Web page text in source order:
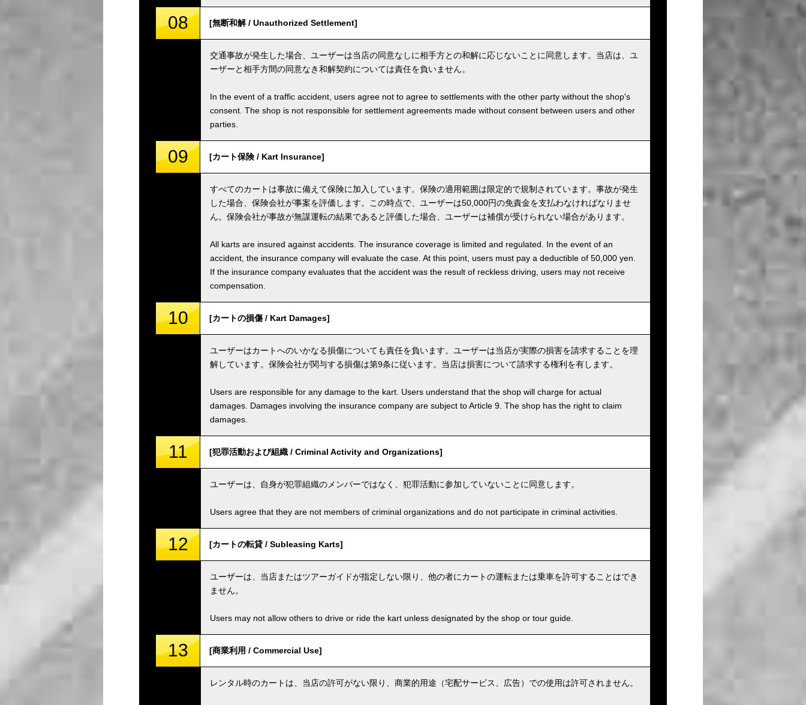
08 [無断和解 / Unauthorized Settlement]
交通事故が発生した場合、ユーザーは当店の同意なしに相手方との和解に応じないことに同意します。当店は、ユ
ーザーと相手方間の同意なき和解契約については責任を負いません。
In the event of a traffic accident, users agree not to agree to settlements with the other party without the shop's
consent. The shop is not responsible for settlement agreements made without consent between users and other
parties.
09 [カート保険 / Kart Insurance]
すべてのカートは事故に備えて保険に加入しています。保険の適用範囲は限定的で規制されています。事故が発生
した場合、保険会社が事案を評価します。この時点で、ユーザーは50,000円の免責金を支払わなければなりませ
ん。保険会社が事故が無謀運転の結果であると評価した場合、ユーザーは補償が受けられない場合があります。
All karts are insured against accidents. The insurance coverage is limited and regulated. In the event of an
accident, the insurance company will evaluate the case. At this point, users must pay a deductible of 50,000 yen.
If the insurance company evaluates that the accident was the result of reckless driving, users may not receive
compensation.
10 [カートの損傷 / Kart Damages]
ユーザーはカートへのいかなる損傷についても責任を負います。ユーザーは当店が実際の損害を請求することを理
解しています。保険会社が関与する損傷は第9条に従います。当店は損害について請求する権利を有します。
Users are responsible for any damage to the kart. Users understand that the shop will charge for actual
damages. Damages involving the insurance company are subject to Article 9. The shop has the right to claim
damages.
11 [犯罪活動および組織 / Criminal Activity and Organizations]
ユーザーは、自身が犯罪組織のメンバーではなく、犯罪活動に参加していないことに同意します。
Users agree that they are not members of criminal organizations and do not participate in criminal activities.
12 [カートの転貸 / Subleasing Karts]
ユーザーは、当店またはツアーガイドが指定しない限り、他の者にカートの運転または乗車を許可することはでき
ません。
Users may not allow others to drive or ride the kart unless designated by the shop or tour guide.
13 [商業利用 / Commercial Use]
レンタル時のカートは、当店の許可がない限り、商業的用途（宅配サービス、広告）での使用は許可されません。